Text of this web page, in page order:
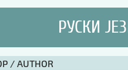
РУСКИ
/ AUTHOR